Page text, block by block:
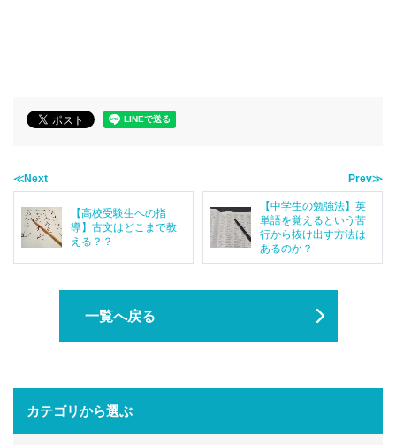
≪Next
【高校受験生への指
導】古文はどこまで教
える？？
Prev≫
【中学生の勉強法】英
単語を覚えるという苦
行から抜け出す方法は
あるのか？
一覧へ戻る
カテゴリから選ぶ